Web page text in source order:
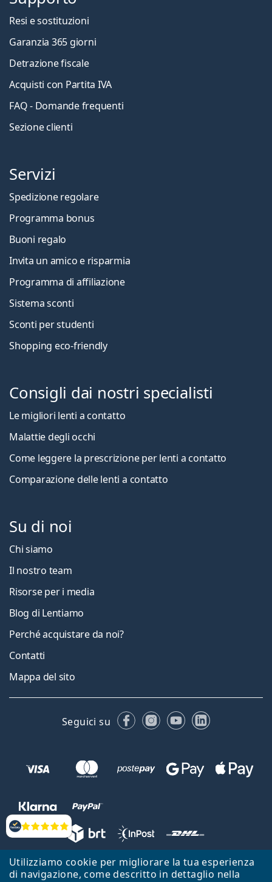
Utilizziamo cookie per migliorare la tua esperienza
di navigazione, come descritto in dettaglio nella
Valutazione
Resi e sostituzioni
Garanzia 365 giorni
Detrazione fiscale
Acquisti con Partita IVA
FAQ - Domande frequenti
Sezione clienti
Servizi
Spedizione regolare
Programma bonus
Buoni regalo
Invita un amico e risparmia
Programma di affiliazione
Sistema sconti
Sconti per studenti
Shopping eco-friendly
Consigli dai nostri specialisti
Le migliori lenti a contatto
Malattie degli occhi
Come leggere la prescrizione per lenti a contatto
Comparazione delle lenti a contatto
Su di noi
Chi siamo
Il nostro team
Risorse per i media
Blog di Lentiamo
Perché acquistare da noi?
Contatti
Mappa del sito
Seguici su FacebookInstagram
YouTubeLinkedIn
Lentiamo s.r.o., Vídeňská 12, 37833 Nová Bystřice, Repubblica Ceca.